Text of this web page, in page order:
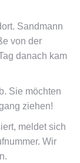
Sandmann
von der
danach kam
Sie möchten
ziehen!
meldet sich
Wir